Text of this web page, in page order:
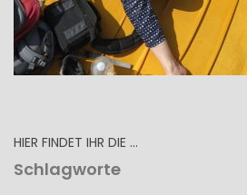
HIER FINDET IHR DIE …
Schlagworte